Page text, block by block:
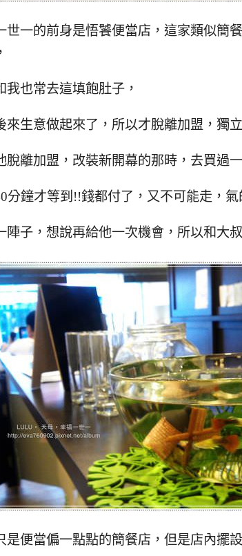
世一的前身是悟饕便當店，這家類似簡
我也常去這填飽肚子，
來生意做起來了，所以才脫離加盟，獨
脫離加盟，改裝新開幕的那時，去買過
分鐘才等到!!錢都付了，又不可能走，氣
陣子，想說再給他一次機會，所以和大
是便當偏一點點的簡餐店，但是店內擺